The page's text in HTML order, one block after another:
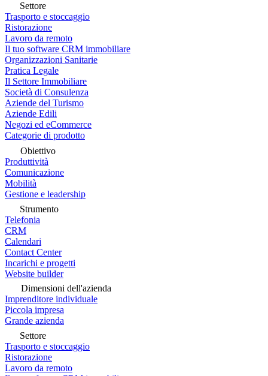
Settore
Trasporto e stoccaggio
Ristorazione
Lavoro da remoto
Il tuo software CRM immobiliare
Organizzazioni Sanitarie
Pratica Legale
Il Settore Immobiliare
Società di Consulenza
Aziende del Turismo
Aziende Edili
Negozi ed eCommerce
Categorie di prodotto
Obiettivo
Produttività
Comunicazione
Mobilità
Gestione e leadership
Strumento
Telefonia
CRM
Calendari
Contact Center
Incarichi e progetti
Website builder
Dimensioni dell'azienda
Imprenditore individuale
Piccola impresa
Grande azienda
Settore
Trasporto e stoccaggio
Ristorazione
Lavoro da remoto